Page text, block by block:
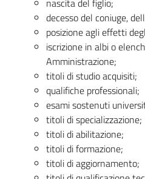
nascita del figlio;
decesso del coniuge,
posizione agli effetti
iscrizione in albi o
Amministrazione;
titoli di studio acquisiti;
qualifiche professionali;
esami sostenuti
titoli di specializzazione;
titoli di abilitazione;
titoli di formazione;
titoli di aggiornamento;